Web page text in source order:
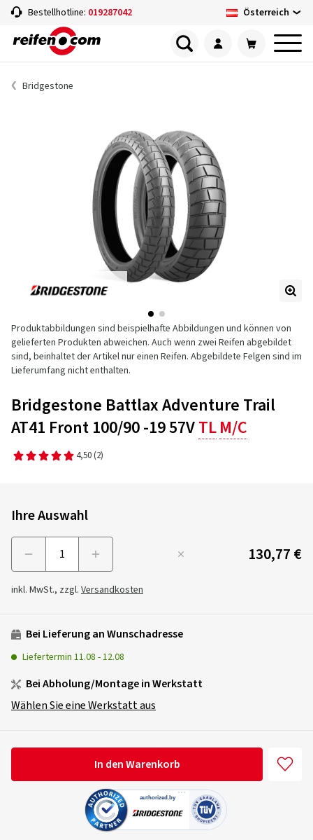
Bestellhotline: 019287042 Österreich
Bridgestone
Produktabbildungen sind beispielhafte Abbildungen und können von
gelieferten Produkten abweichen. Auch wenn zwei Reifen abgebildet
sind, beinhaltet der Artikel nur einen Reifen. Abgebildete Felgen sind im
Lieferumfang nicht enthalten.
Bridgestone Battlax Adventure Trail
AT41 Front 100/90 -19 57VTLM/C
4,50 (2)
Ihre Auswahl
130,77 €
inkl. MwSt., zzgl. Versandkosten
Bei Lieferung an Wunschadresse
Liefertermin 11.08 -12.08
Bei Abholung/Montage in Werkstatt
Wählen Sie eine Werkstatt aus
In den Warenkorb